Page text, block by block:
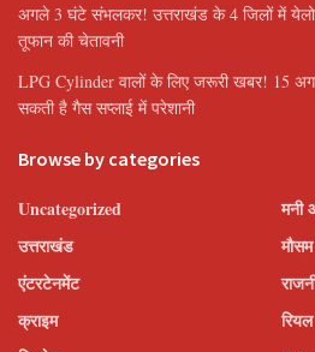
अगले 3 घंटे संभलकर! उत्तराखंड के 4 जिलों में
तूफान की चेतावनी
LPG Cylinder वालों के लिए जरूरी खबर! 15
सकती है गैस सप्लाई में परेशानी
Browse by categories
Uncategorized
उत्तराखंड
एंटरटेनमेंट
क्राइम
मनी
मौसम